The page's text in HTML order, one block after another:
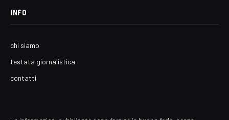
INFO
chi siamo
testata giornalistica
contatti